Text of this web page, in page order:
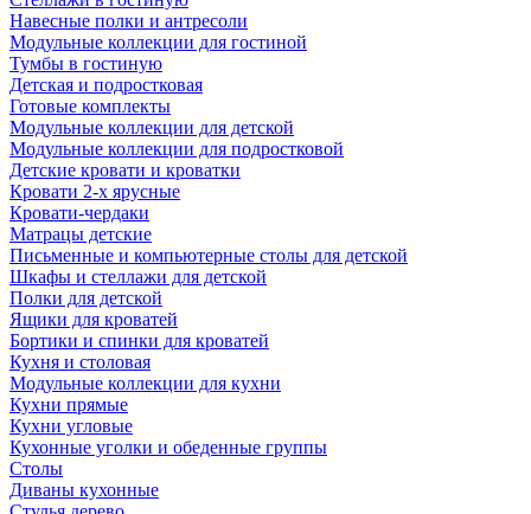
Навесные полки и антресоли
Модульные коллекции для гостиной
Тумбы в гостиную
Детская и подростковая
Готовые комплекты
Модульные коллекции для детской
Модульные коллекции для подростковой
Детские кровати и кроватки
Кровати 2-х ярусные
Кровати-чердаки
Матрацы детские
Письменные и компьютерные столы для детской
Шкафы и стеллажи для детской
Полки для детской
Ящики для кроватей
Бортики и спинки для кроватей
Кухня и столовая
Модульные коллекции для кухни
Кухни прямые
Кухни угловые
Кухонные уголки и обеденные группы
Столы
Диваны кухонные